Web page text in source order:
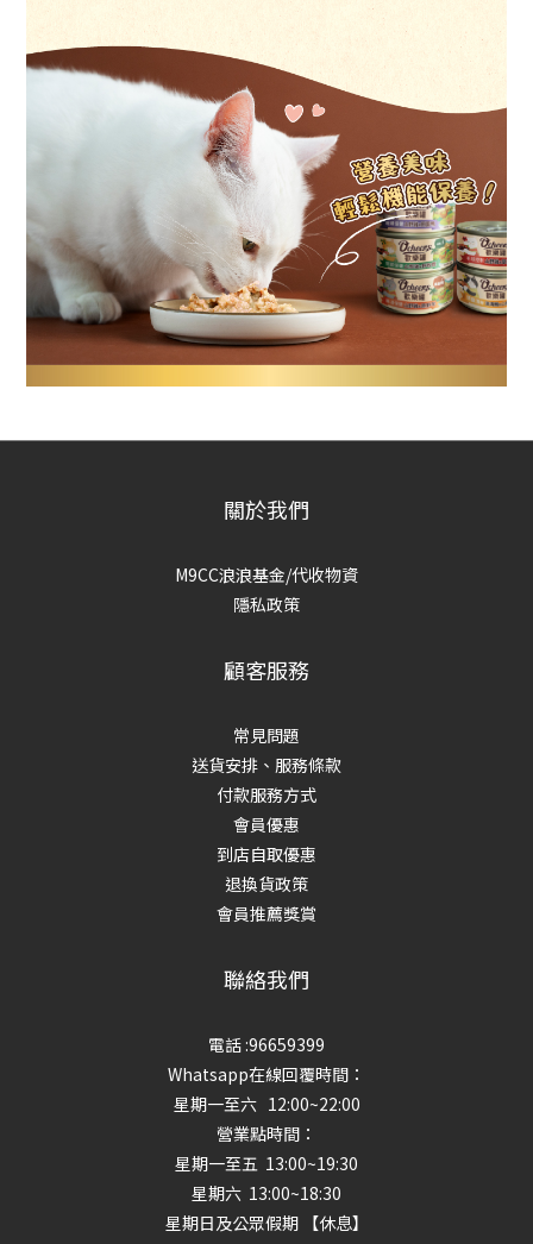
關於我們
M9CC浪浪基金/代收物資
隱私政策
顧客服務
常見問題
送貨安排、服務條款
付款服務方式
會員優惠
到店自取優惠
退換貨政策
會員推薦獎賞
聯絡我們
電話 :96659399
Whatsapp在線回覆時間：
星期一至六 12:00~22:00
營業點時間：
星期一至五 13:00~19:30
星期六 13:00~18:30
星期日及公眾假期 【休息】